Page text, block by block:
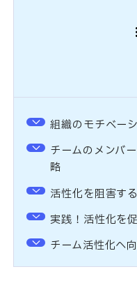
組織のモチベー
チームのメンバ
略
活性化を阻害す
実践！活性化を
チーム活性化へ